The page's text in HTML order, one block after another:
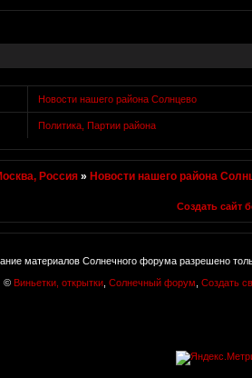
Новости нашего района Солнцево
Политика, Партии района
Россия »Новости нашего района
Создать сайт
материалов Солнечного форума разрешено
© Виньетки, открытки, Солнечный форум Создать